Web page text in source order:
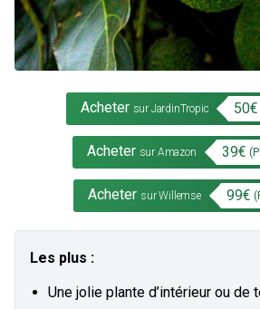
Acheter sur JardinTropic 50€
Acheter sur Amazon 39€
Acheter sur Willemse 99€
Les plus :
Une jolie plante d’intérieur ou de